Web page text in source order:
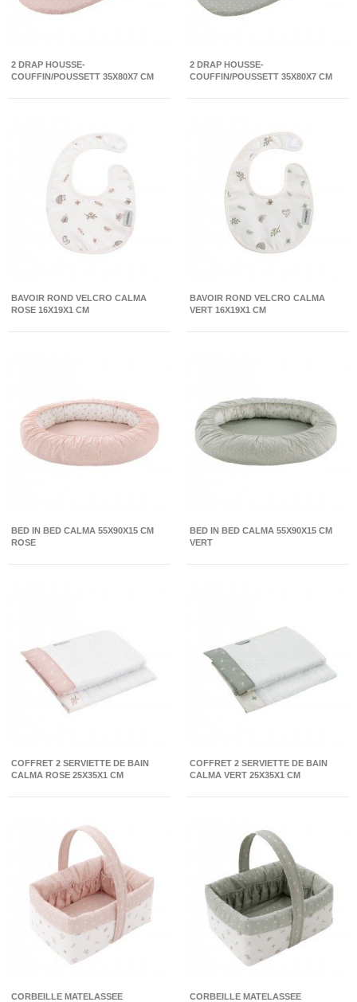
2 DRAP HOUSSE-
COUFFIN/POUSSETT 35X80X7 CM
2 DRAP HOUSSE-
COUFFIN/POUSSETT 35X80X7 CM
BAVOIR ROND VELCRO CALMA
ROSE 16X19X1 CM
BAVOIR ROND VELCRO CALMA
VERT 16X19X1 CM
BED IN BED CALMA 55X90X15 CM
ROSE
BED IN BED CALMA 55X90X15 CM
VERT
COFFRET 2 SERVIETTE DE BAIN
CALMA ROSE 25X35X1 CM
COFFRET 2 SERVIETTE DE BAIN
CALMA VERT 25X35X1 CM
CORBEILLE MATELASSEE
CORBEILLE MATELASSEE